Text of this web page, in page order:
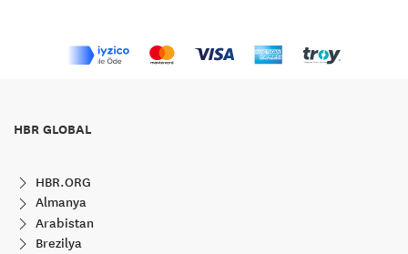
HBR GLOBAL
HBR.ORG
Almanya
Arabistan
Brezilya